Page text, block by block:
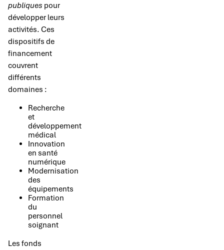
publiques pour
développer leurs
activités. Ces
dispositifs de
financement
couvrent
différents
domaines :
Recherche
et
développement
médical
Innovation
en santé
numérique
Modernisation
des
équipements
Formation
du
personnel
soignant
Les fonds